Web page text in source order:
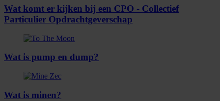
Wat komt er kijken bij een CPO - Collectief
Particulier Opdrachtgeverschap
Wat is pump en dump?
Wat is minen?